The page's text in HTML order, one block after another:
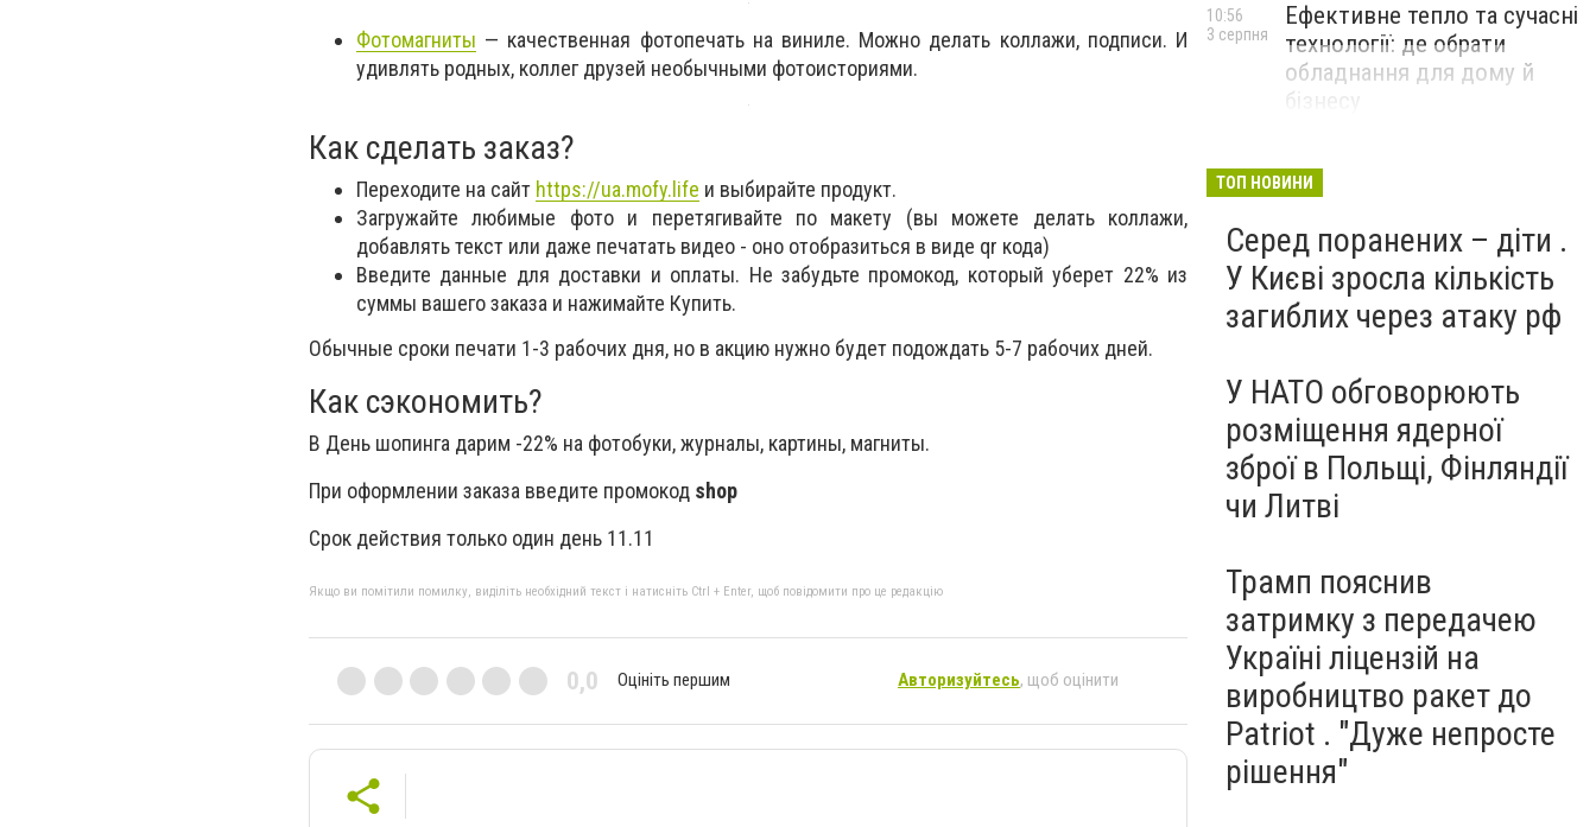
Фотомагниты — качественная фотопечать на виниле. Можно делать коллажи, подписи. И
удивлять родных, коллег друзей необычными фотоисториями.
Как сделать заказ?
Переходите на сайт https://ua.mofy.life и выбирайте продукт.
Загружайте любимые фото и перетягивайте по макету (вы можете делать коллажи,
добавлять текст или даже печатать видео - оно отобразиться в виде qr кода)
Введите данные для доставки и оплаты. Не забудьте промокод, который уберет 22% из
суммы вашего заказа и нажимайте Купить.
Обычные сроки печати 1-3 рабочих дня, но в акцию нужно будет подождать 5-7 рабочих дней.
Как сэкономить?
В День шопинга дарим -22% на фотобуки, журналы, картины, магниты.
При оформлении заказа введите промокод shop
Срок действия только один день 11.11
Якщо ви помітили помилку, виділіть необхідний текст і натисніть Ctrl + Enter, щоб повідомити про це редакцію
0,0 Оцініть першим Авторизуйтесь, щоб оцінити
Ефективне тепло та сучасні
технології: де обрати
обладнання для дому й
бізнесу
10:56
3 серпня
ТОП НОВИНИ
Серед поранених – діти .
У Києві зросла кількість
загиблих через атаку рф
У НАТО обговорюють
розміщення ядерної
зброї в Польщі, Фінляндії
чи Литві
Трамп пояснив
затримку з передачею
Україні ліцензій на
виробництво ракет до
Patriot . "Дуже непросте
рішення"